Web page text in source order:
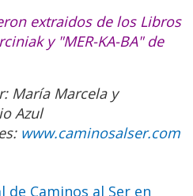
extraidos de los Libros
y "MER-KA-BA" de
María Marcela y
Azul
www.caminosalser.com
del Monte,
Argentina